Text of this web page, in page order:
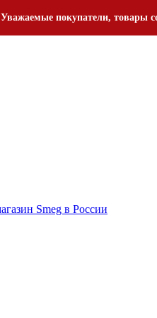
Уважаемые покупатели, товары